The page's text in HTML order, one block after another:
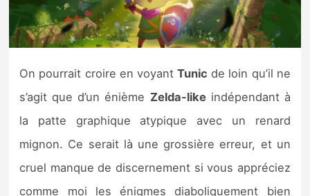
Nintendo Direct
Tests et previews
Tests de jeux
Tests d’accessoires
Autres tests
On pourrait croire en voyantTunic de loin qu’il ne
s’agit que d’un énième Zelda-likeindépendant à
la patte graphique atypique avec un renard
mignon. Ce serait là une grossière erreur, et un
cruel manque de discernement si vous appréciez
comme moi les énigmes diaboliquement bien